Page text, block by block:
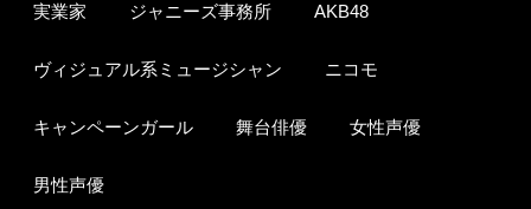
実業家 ジャニーズ事務所 AKB48
ヴィジュアル系ミュージシャン ニコモ
キャンペーンガール 舞台俳優 女性声優
男性声優